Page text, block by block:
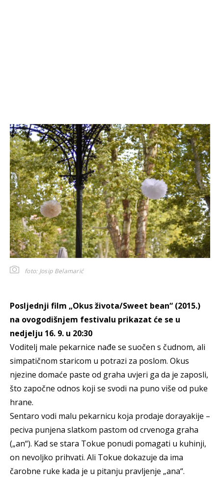
foto: Josip Belamarić
Posljednji film „Okus života/Sweet bean“ (2015.)
na ovogodišnjem festivalu prikazat će se u
nedjelju 16. 9. u 20:30
Voditelj male pekarnice nađe se suočen s čudnom, ali
simpatičnom staricom u potrazi za poslom. Okus
njezine domaće paste od graha uvjeri ga da je zaposli,
što započne odnos koji se svodi na puno više od puke
hrane.
Sentaro vodi malu pekarnicu koja prodaje dorayakije –
peciva punjena slatkom pastom od crvenoga graha
(„an“). Kad se stara Tokue ponudi pomagati u kuhinji,
on nevoljko prihvati. Ali Tokue dokazuje da ima
čarobne ruke kada je u pitanju pravljenje „ana“.